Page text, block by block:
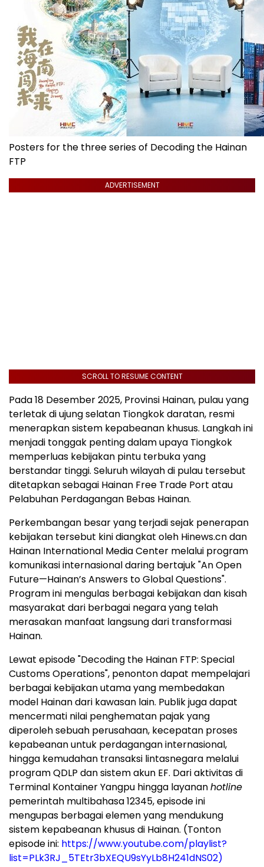
Posters for the three series of Decoding the Hainan
FTP
ADVERTISEMENT
SCROLL TO RESUME CONTENT
Pada 18 Desember 2025, Provinsi Hainan, pulau yang
terletak di ujung selatan Tiongkok daratan, resmi
menerapkan sistem kepabeanan khusus. Langkah ini
menjadi tonggak penting dalam upaya Tiongkok
memperluas kebijakan pintu terbuka yang
berstandar tinggi. Seluruh wilayah di pulau tersebut
ditetapkan sebagai Hainan Free Trade Port atau
Pelabuhan Perdagangan Bebas Hainan.
Perkembangan besar yang terjadi sejak penerapan
kebijakan tersebut kini diangkat oleh Hinews.cn dan
Hainan International Media Center melalui program
komunikasi internasional daring bertajuk "An Open
Future—Hainan’s Answers to Global Questions".
Program ini mengulas berbagai kebijakan dan kisah
masyarakat dari berbagai negara yang telah
merasakan manfaat langsung dari transformasi
Hainan.
Lewat episode "Decoding the Hainan FTP: Special
Customs Operations", penonton dapat mempelajari
berbagai kebijakan utama yang membedakan
model Hainan dari kawasan lain. Publik juga dapat
mencermati nilai penghematan pajak yang
diperoleh sebuah perusahaan, kecepatan proses
kepabeanan untuk perdagangan internasional,
hingga kemudahan transaksi lintasnegara melalui
program QDLP dan sistem akun EF. Dari aktivitas di
Terminal Kontainer Yangpu hingga layananhotline
pemerintah multibahasa 12345, episode ini
mengupas berbagai elemen yang mendukung
sistem kepabeanan khusus di Hainan. (Tonton
episode ini: https://www.youtube.com/playlist?
list=PLk3RJ_5TEtr3bXEQU9sYyLb8H241dNS02)